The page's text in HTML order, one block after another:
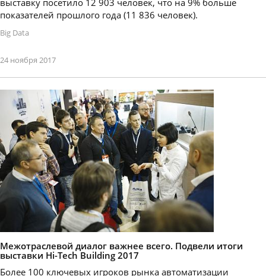
выставку посетило 12 903 человек, что на 9% больше
показателей прошлого года (11 836 человек).
Big Data
24 ноября 2017
Межотраслевой диалог важнее всего. Подвели итоги
выставки Hi-Tech Building 2017
Более 100 ключевых игроков рынка автоматизации